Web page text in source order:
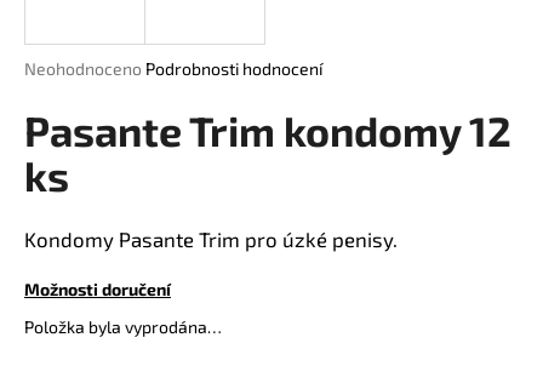
Průměrné
produktu
je
0,0
hvězdiček.
Neohodnoceno Podrobnosti hodnocení
Pasante Trim kondomy 12
ks
Kondomy Pasante Trim pro úzké penisy.
Možnosti doručení
Položka byla vyprodána…
j
t
?
HLEDAT